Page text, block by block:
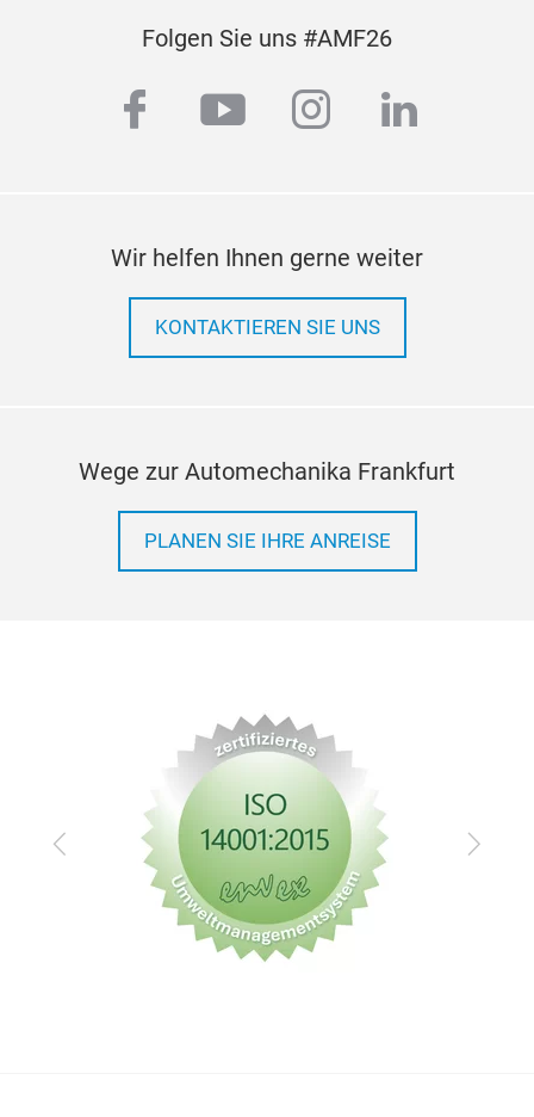
Folgen Sie uns #AMF26
facebook
youtubeinstagram
linkedin
Wir helfen Ihnen gerne weiter
KONTAKTIEREN SIE UNS
Wege zur Automechanika Frankfurt
PLANEN SIE IHRE ANREISE
Zurück Vor